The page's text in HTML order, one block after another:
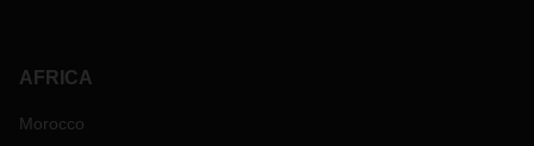
AFRICA
Morocco